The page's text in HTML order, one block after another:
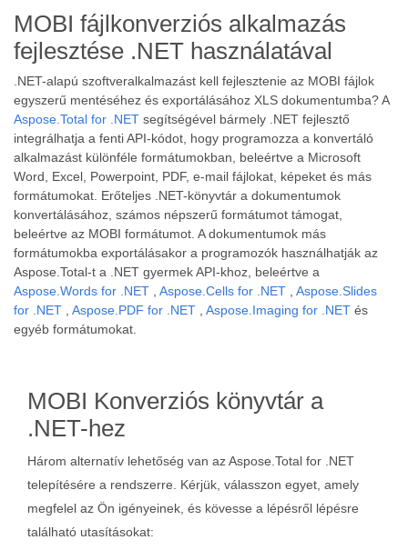
MOBI fájlkonverziós alkalmazás
fejlesztése .NET használatával
.NET-alapú szoftveralkalmazást kell fejlesztenie az MOBI fájlok
egyszerű mentéséhez és exportálásához XLS dokumentumba? A
Aspose.Total for .NET segítségével bármely .NET fejlesztő
integrálhatja a fenti API-kódot, hogy programozza a konvertáló
alkalmazást különféle formátumokban, beleértve a Microsoft
Word, Excel, Powerpoint, PDF, e-mail fájlokat, képeket és más
formátumokat. Erőteljes .NET-könyvtár a dokumentumok
konvertálásához, számos népszerű formátumot támogat,
beleértve az MOBI formátumot. A dokumentumok más
formátumokba exportálásakor a programozók használhatják az
Aspose.Total-t a .NET gyermek API-khoz, beleértve a
Aspose.Words for .NET
Aspose.Cells for .NET
Aspose.Slides
for .NET
Aspose.PDF for .NET Aspose.Imaging for .NET és
egyéb formátumokat.
MOBI Konverziós könyvtár a
.NET-hez
Három alternatív lehetőség van az Aspose.Total for .NET
telepítésére a rendszerre. Kérjük, válasszon egyet, amely
megfelel az Ön igényeinek, és kövesse a lépésről lépésre
található utasításokat: